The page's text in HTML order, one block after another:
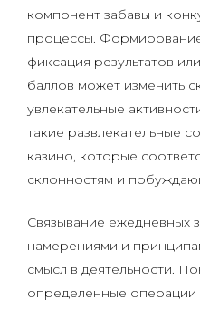
компонент забавы и
процессы.
фиксация результатов
баллов может изменить
увлекательные
такие развлекательные
казино, которые
склонностям и
Связывание ежедневных
намерениями и
смысл в деятельности.
определенные